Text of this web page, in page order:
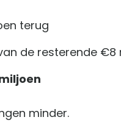
terug
de resterende €8
minder.